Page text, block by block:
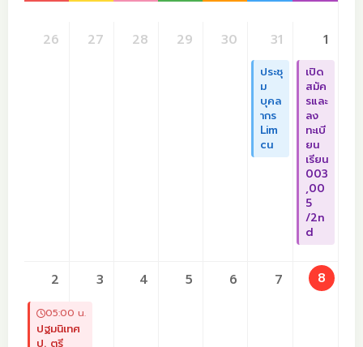
26 27 28 29 30 31
ประชุ
ม
บุคล
ากร
Lim
cu
1
เปิด
สมัค
รและ
ลง
ทะเบี
ยน
เรียน
003
,00
5
/2n
d
2
05:00 น.
ปฐมนิเทศ
3 4 5 6 7 8